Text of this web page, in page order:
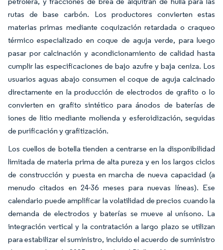
rutas de base carbón. Los productores convierten estas
materias primas mediante coquización retardada o craqueo
térmico especializado en coque de aguja verde, para luego
pasar por calcinación y acondicionamiento de calidad hasta
cumplir las especificaciones de bajo azufre y baja ceniza. Los
usuarios aguas abajo consumen el coque de aguja calcinado
directamente en la producción de electrodos de grafito o lo
convierten en grafito sintético para ánodos de baterías de
iones de litio mediante molienda y esferoidización, seguidas
de purificación y grafitización.
Los cuellos de botella tienden a centrarse en la disponibilidad
limitada de materia prima de alta pureza y en los largos ciclos
de construcción y puesta en marcha de nueva capacidad (a
menudo citados en 24-36 meses para nuevas líneas). Ese
calendario puede amplificar la volatilidad de precios cuando la
demanda de electrodos y baterías se mueve al unísono. La
integración vertical y la contratación a largo plazo se utilizan
para estabilizar el suministro, incluido el acuerdo de suministro